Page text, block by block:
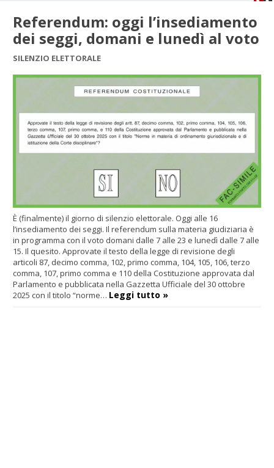
Referendum: oggi l’insediamento
dei seggi, domani e lunedì al voto
SILENZIO ELETTORALE
È (finalmente) il giorno di silenzio elettorale. Oggi alle 16
l’insediamento dei seggi. Il referendum sulla materia giudiziaria è
in programma con il voto domani dalle 7 alle 23 e lunedì dalle 7 alle
15. Il quesito. Approvate il testo della legge di revisione degli
articoli 87, decimo comma, 102, primo comma, 104, 105, 106, terzo
comma, 107, primo comma e 110 della Costituzione approvata dal
Parlamento e pubblicata nella Gazzetta Ufficiale del 30 ottobre
2025 con il titolo “norme… Leggi tutto »